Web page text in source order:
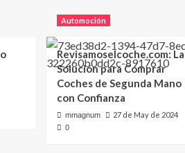
Automoción
Revisamoselcoche.com: La
Solución para Comprar
Coches de Segunda Mano
con Confianza
mmagnum 27 de May de 2024
0